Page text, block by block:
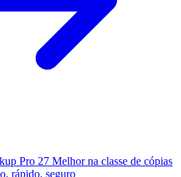
Pro 27 Melhor na classe de cópias
rápido, seguro